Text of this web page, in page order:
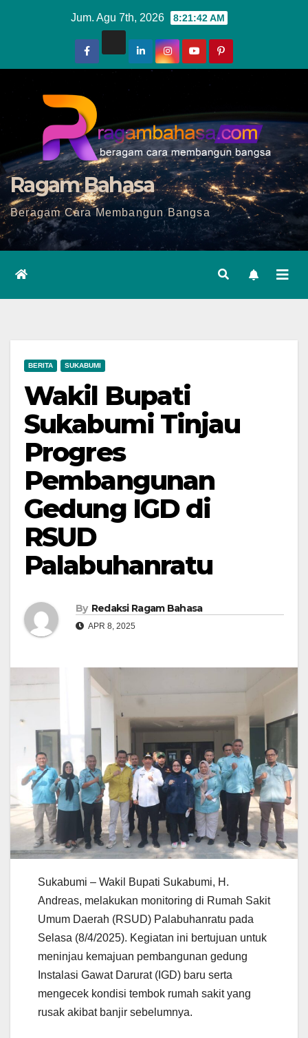
Jum. Agu 7th, 2026 8:21:44 AM
Ragam Bahasa
Beragam Cara Membangun Bangsa
BERITA SUKABUMI
Wakil Bupati
Sukabumi Tinjau
Progres
Pembangunan
Gedung IGD di
RSUD
Palabuhanratu
By Redaksi Ragam Bahasa
APR 8, 2025
Sukabumi – Wakil Bupati Sukabumi, H.
Andreas, melakukan monitoring di Rumah Sakit
Umum Daerah (RSUD) Palabuhanratu pada
Selasa (8/4/2025). Kegiatan ini bertujuan untuk
meninjau kemajuan pembangunan gedung
Instalasi Gawat Darurat (IGD) baru serta
mengecek kondisi tembok rumah sakit yang
rusak akibat banjir sebelumnya.